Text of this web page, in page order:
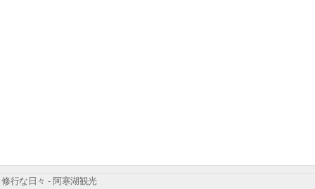
修行な日々 - 阿寒湖観光